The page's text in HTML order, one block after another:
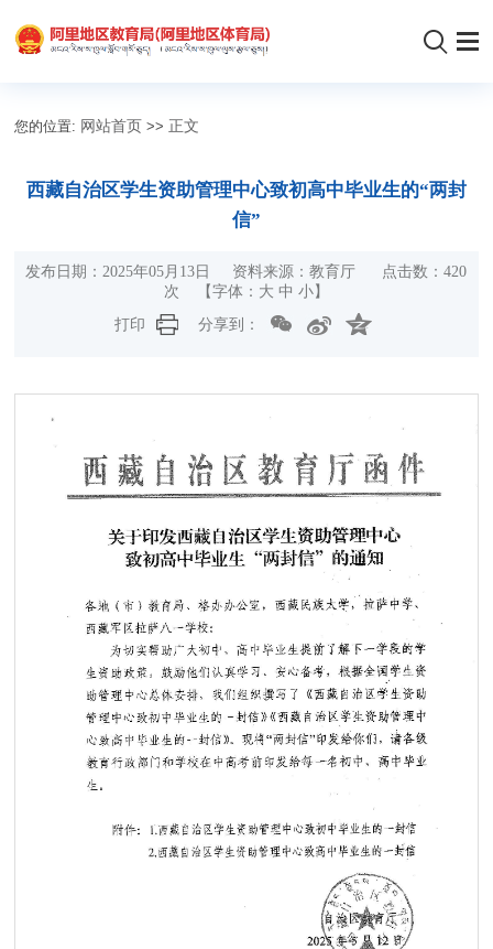
您的位置: 网站首页 >> 正文
西藏自治区学生资助管理中心致初高中毕业生的“两封
信”
发布日期：2025年05月13日 资料来源：教育厅 点击数：420
次
【字体： 大 中 小】
打印
分享到：